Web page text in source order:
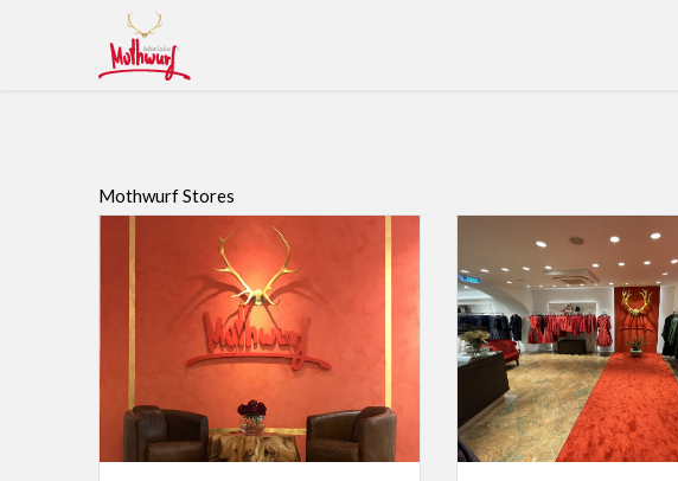
Mothwurf Stores